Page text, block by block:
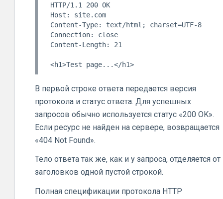
HTTP/1.1 200 OK
Host: site.com
Content-Type: text/html; charset=UTF-8
Connection: close
Content-Length: 21
В первой строке ответа передается версия
протокола и статус ответа. Для успешных
запросов обычно используется статус «200 OK».
Если ресурс не найден на сервере, возвращается
«404 Not Found».
Тело ответа так же, как и у запроса, отделяется от
заголовков одной пустой строкой.
Полная спецификации протокола HTTP